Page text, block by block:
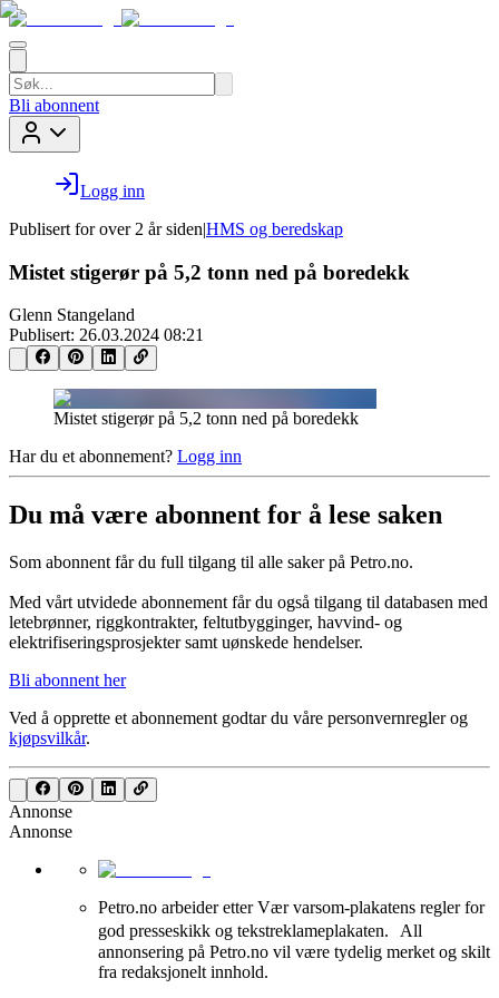
Bli abonnent
Logg inn
Publisert for over 2 år siden|HMS og beredskap
Mistet stigerør på 5,2 tonn ned på boredekk
Glenn Stangeland
Publisert: 26.03.2024 08:21
Mistet stigerør på 5,2 tonn ned på boredekk
Har du et abonnement? Logg inn
Du må være abonnent for å lese saken
Som abonnent får du full tilgang til alle saker på Petro.no.
Med vårt utvidede abonnement får du også tilgang til databasen med
letebrønner, riggkontrakter, feltutbygginger, havvind- og
elektrifiseringsprosjekter samt uønskede hendelser.
Bli abonnent her
Ved å opprette et abonnement godtar du våre personvernreglerog
kjøpsvilkår.
Annonse
Annonse
Petro.no arbeider etter Vær varsom-plakatens regler for
god presseskikk og tekstreklameplakaten. All
annonsering på Petro.no vil være tydelig merket og skilt
fra redaksjonelt innhold.